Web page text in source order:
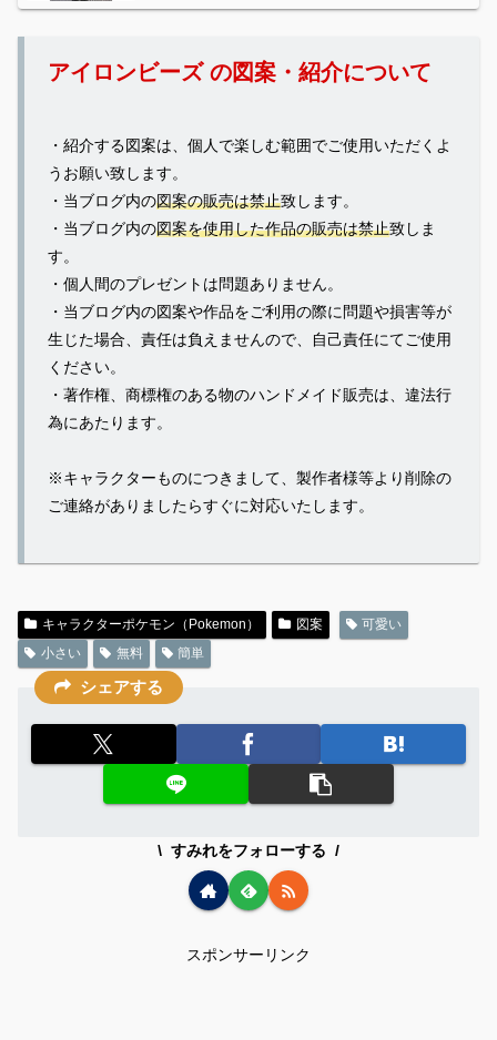
アイロンビーズ の図案・紹介について
・紹介する図案は、個人で楽しむ範囲でご使用いただくよ
うお願い致します。
・当ブログ内の図案の販売は禁止致します。
・当ブログ内の図案を使用した作品の販売は禁止致しま
す。
・個人間のプレゼントは問題ありません。
・当ブログ内の図案や作品をご利用の際に問題や損害等が
生じた場合、責任は負えませんので、自己責任にてご使用
ください。
・著作権、商標権のある物のハンドメイド販売は、違法行
為にあたります。
※キャラクターものにつきまして、製作者様等より削除の
ご連絡がありましたらすぐに対応いたします。
キャラクターポケモン（Pokemon） 図案
可愛い
小さい
無料 簡単
シェアする
すみれをフォローする
スポンサーリンク